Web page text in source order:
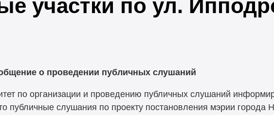
участки по ул.
о проведении публичных слушаний
по организации и проведению публичных слушаний
публичные слушания по проекту постановления мэрии города